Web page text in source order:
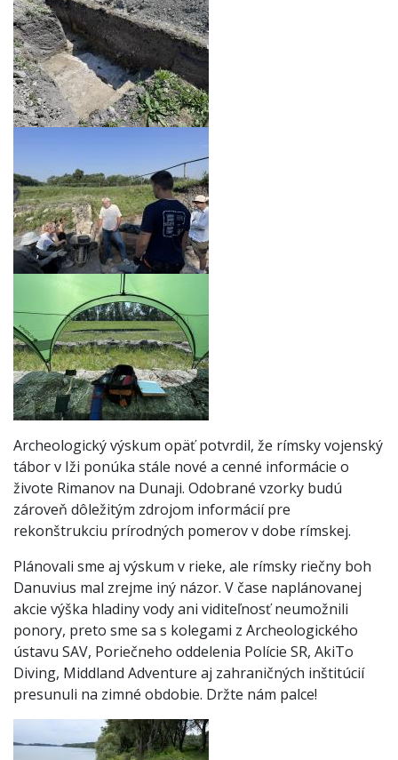
Archeologický výskum opäť potvrdil, že rímsky vojenský
tábor v Iži ponúka stále nové a cenné informácie o
živote Rimanov na Dunaji. Odobrané vzorky budú
zároveň dôležitým zdrojom informácií pre
rekonštrukciu prírodných pomerov v dobe rímskej.
Plánovali sme aj výskum v rieke, ale rímsky riečny boh
Danuvius mal zrejme iný názor. V čase naplánovanej
akcie výška hladiny vody ani viditeľnosť neumožnili
ponory, preto sme sa s kolegami z Archeologického
ústavu SAV, Poriečneho oddelenia Polície SR, AkiTo
Diving, Middland Adventure aj zahraničných inštitúcií
presunuli na zimné obdobie. Držte nám palce!